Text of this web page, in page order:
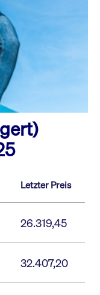
Letzter Preis
26.319,45
32.407,20